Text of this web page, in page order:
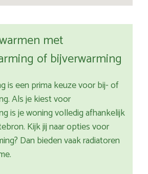
met
of bijverwarming
is een prima keuze voor bij- of
Als je kiest voor
is je woning volledig afhankelijk
Kijk jij naar opties voor
Dan bieden vaak radiatoren